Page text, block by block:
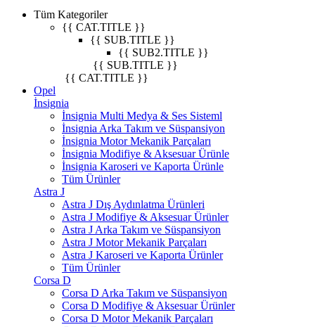
Tüm Kategoriler
{{ CAT.TITLE }}
{{ SUB.TITLE }}
{{ SUB2.TITLE }}
{{ SUB.TITLE }}
{{ CAT.TITLE }}
Opel
İnsignia
İnsignia Multi Medya & Ses Sisteml
İnsignia Arka Takım ve Süspansiyon
İnsignia Motor Mekanik Parçaları
İnsignia Modifiye & Aksesuar Ürünle
İnsignia Karoseri ve Kaporta Ürünle
Tüm Ürünler
Astra J
Astra J Dış Aydınlatma Ürünleri
Astra J Modifiye & Aksesuar Ürünler
Astra J Arka Takım ve Süspansiyon
Astra J Motor Mekanik Parçaları
Astra J Karoseri ve Kaporta Ürünler
Tüm Ürünler
Corsa D
Corsa D Arka Takım ve Süspansiyon
Corsa D Modifiye & Aksesuar Ürünler
Corsa D Motor Mekanik Parçaları